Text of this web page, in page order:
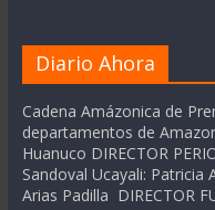
Diario Ahora
Cadena Amázonica de
departamentos de
Huanuco DIRECTOR
Sandoval Ucayali: Patricia
Arias Padilla DIRECTOR